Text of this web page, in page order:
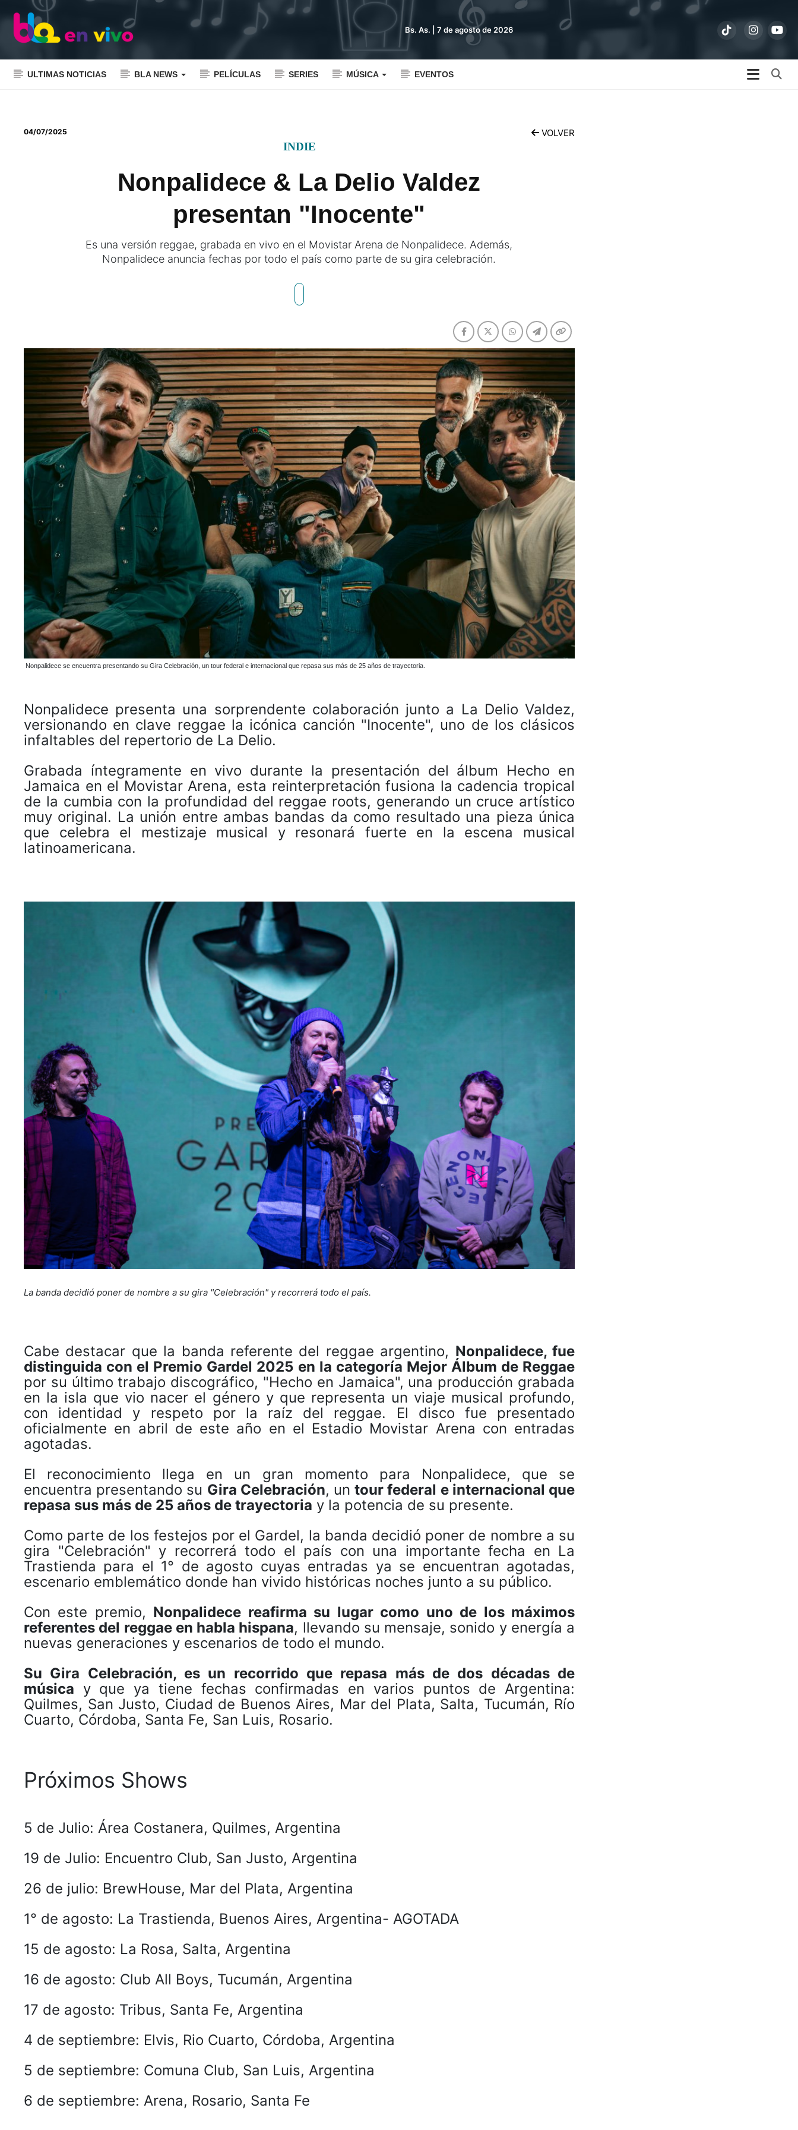
Bs. As. | 7 de agosto de 2026
ULTIMAS NOTICIAS BLA NEWS PELÍCULAS SERIES MÚSICA EVENTOS
04/07/2025 VOLVER
INDIE
Nonpalidece & La Delio Valdez
presentan "Inocente"
Es una versión reggae, grabada en vivo en el Movistar Arena de Nonpalidece. Además,
Nonpalidece anuncia fechas por todo el país como parte de su gira celebración.
Nonpalidece se encuentra presentando su Gira Celebración, un tour federal e internacional que repasa sus más de 25 años de trayectoria.
Nonpalidece presenta una sorprendente colaboración junto a La Delio Valdez,
versionando en clave reggae la icónica canción "Inocente", uno de los clásicos
infaltables del repertorio de La Delio.
Grabada íntegramente en vivo durante la presentación del álbum Hecho en
Jamaica en el Movistar Arena, esta reinterpretación fusiona la cadencia tropical
de la cumbia con la profundidad del reggae roots, generando un cruce artístico
muy original. La unión entre ambas bandas da como resultado una pieza única
que celebra el mestizaje musical y resonará fuerte en la escena musical
latinoamericana.
La banda decidió poner de nombre a su gira "Celebración" y recorrerá todo el país.
Cabe destacar que la banda referente del reggae argentino, Nonpalidece, fue
distinguida con el Premio Gardel 2025 en la categoría Mejor Álbum de Reggae
por su último trabajo discográfico, "Hecho en Jamaica", una producción grabada
en la isla que vio nacer el género y que representa un viaje musical profundo,
con identidad y respeto por la raíz del reggae. El disco fue presentado
oficialmente en abril de este año en el Estadio Movistar Arena con entradas
agotadas.
El reconocimiento llega en un gran momento para Nonpalidece, que se
encuentra presentando su Gira Celebración, untour federal e internacional que
repasa sus más de 25 años de trayectoria y la potencia de su presente.
Como parte de los festejos por el Gardel, la banda decidió poner de nombre a su
gira "Celebración" y recorrerá todo el país con una importante fecha en La
Trastienda para el 1° de agosto cuyas entradas ya se encuentran agotadas,
escenario emblemático donde han vivido históricas noches junto a su público.
Con este premio, Nonpalidece reafirma su lugar como uno de los máximos
referentes del reggae en habla hispana, llevando su mensaje, sonido y energía a
nuevas generaciones y escenarios de todo el mundo.
Su Gira Celebración, es un recorrido que repasa más de dos décadas de
música y que ya tiene fechas confirmadas en varios puntos de Argentina:
Quilmes, San Justo, Ciudad de Buenos Aires, Mar del Plata, Salta, Tucumán, Río
Cuarto, Córdoba, Santa Fe, San Luis, Rosario.
Próximos Shows
5 de Julio: Área Costanera, Quilmes, Argentina
19 de Julio: Encuentro Club, San Justo, Argentina
26 de julio: BrewHouse, Mar del Plata, Argentina
1° de agosto: La Trastienda, Buenos Aires, Argentina- AGOTADA
15 de agosto: La Rosa, Salta, Argentina
16 de agosto: Club All Boys, Tucumán, Argentina
17 de agosto: Tribus, Santa Fe, Argentina
4 de septiembre: Elvis, Rio Cuarto, Córdoba, Argentina
5 de septiembre: Comuna Club, San Luis, Argentina
6 de septiembre: Arena, Rosario, Santa Fe